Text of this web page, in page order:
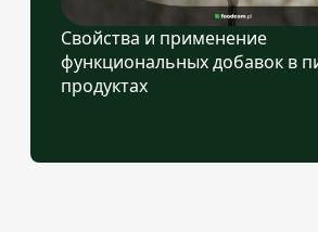
Свойства и применение
функциональных добавок в
продуктах